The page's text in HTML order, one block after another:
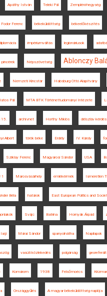
Apáthy István Teleki Pál Zempléni-hegység
Fodor Ferenc békeküldöttség békeelőkészítés
impériumváltás legionáriusok
pincérek Népszövetség Ablonczy
Nemzeti Kincstár Habsburg Ottó Alapítvány
Pál MTA BTK Történettudományi Intézete
15. archívnet Horthy Miklós délszláv kérdés
Albert török béke Erdély IV. Károly
Sziklay Ferenc Magyarosi Sándor USA
1 Marosvásárhely emlékérmék Ismeretlen
Béla határok East European Politics and
Svájc Batrina Hornyák Árpád
Iaşi Márai Sándor spanyolnátha Napilapok
vasúti közlekedés polgárság
Komárom 1938 Felsőmoécs
Országgyűlés A magyar békeküldöttség naplója